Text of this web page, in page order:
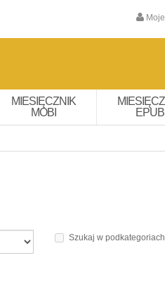
MIESIĘCZNIK
MOBI
EPUB
Szukaj w podkategoriach